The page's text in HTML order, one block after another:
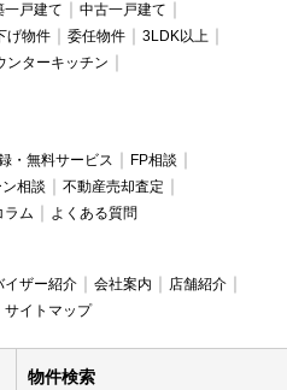
一戸建て
中古一戸建て
げ物件 委任物件
3LDK以上
ンターキッチン
・無料サービス
FP相談
相談
不動産売却査定
ラム よくある質問
イザー紹介 会社案内
店舗紹介
サイトマップ
物件検索